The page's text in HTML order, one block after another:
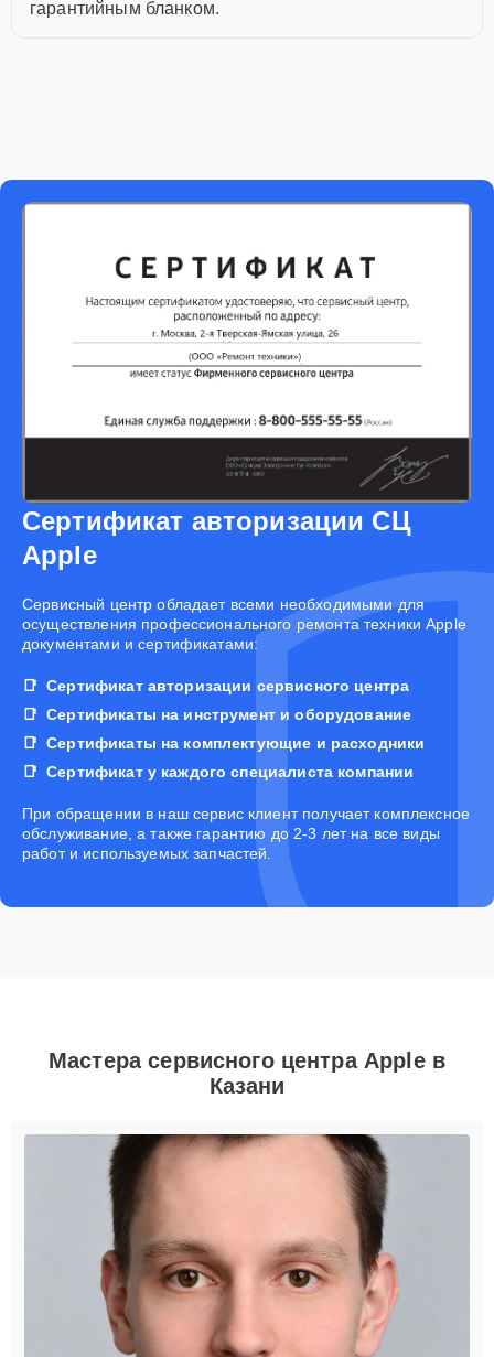
гарантийным бланком.
Сертификат авторизации СЦ
Apple
Cервисный центр обладает всеми необходимыми для
осуществления профессионального ремонта техники Apple
документами и сертификатами:
Сертификат авторизации сервисного центра
Сертификаты на инструмент и оборудование
Сертификаты на комплектующие и расходники
Сертификат у каждого специалиста компании
При обращении в наш сервис клиент получает комплексное
обслуживание, а также гарантию до 2-3 лет на все виды
работ и используемых запчастей.
Мастера сервисного центра Apple в
Казани